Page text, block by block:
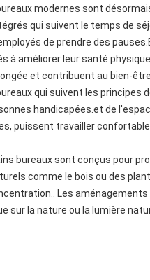
modernes sont
qui suivent le temps de
de prendre des
à améliorer leur santé
et contribuent au bien-
qui suivent les principes
handicapées.et de
puissent travailler
bureaux sont conçus pour
comme le bois ou des
Les
sur la nature ou la lumière